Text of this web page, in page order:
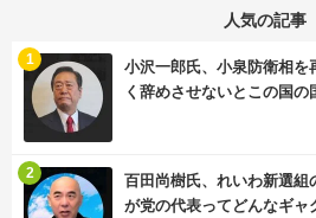
人気の記事
小沢一郎氏、小泉防衛相
く辞めさせないとこの国の
1
百田尚樹氏、れいわ新選
が党の代表ってどんなギャ
2